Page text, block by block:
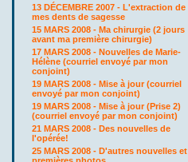
13 DÉCEMBRE 2007 - L'extraction de
mes dents de sagesse
15 MARS 2008 - Ma chirurgie (2 jours
avant ma première chirurgie)
17 MARS 2008 - Nouvelles de Marie-
Hélène (courriel envoyé par mon
conjoint)
19 MARS 2008 - Mise à jour (courriel
envoyé par mon conjoint)
19 MARS 2008 - Mise à jour (Prise 2)
(courriel envoyé par mon conjoint)
21 MARS 2008 - Des nouvelles de
l'opérée!
25 MARS 2008 - D'autres nouvelles et